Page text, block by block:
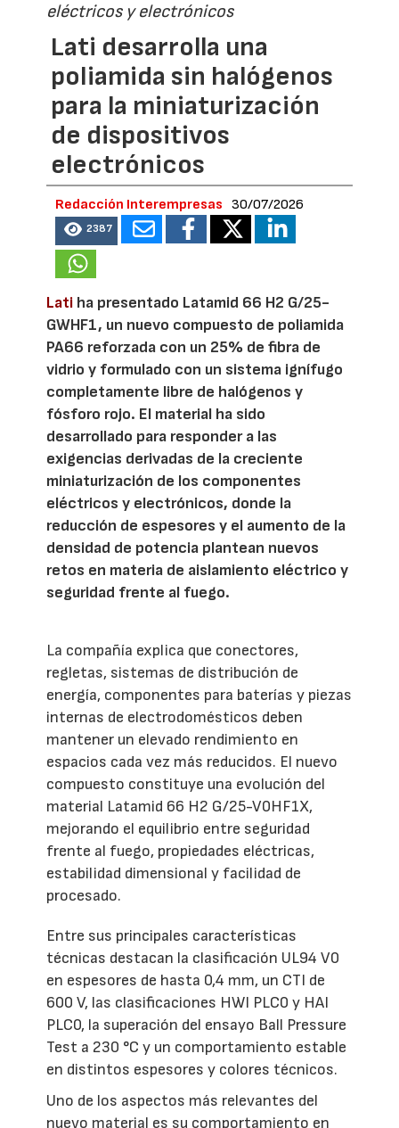
eléctricos y electrónicos
Lati desarrolla una
poliamida sin halógenos
para la miniaturización
de dispositivos
electrónicos
Redacción Interempresas 30/07/2026
2387
Lati ha presentado Latamid 66 H2 G/25-
GWHF1, un nuevo compuesto de poliamida
PA66 reforzada con un 25% de fibra de
vidrio y formulado con un sistema ignífugo
completamente libre de halógenos y
fósforo rojo. El material ha sido
desarrollado para responder a las
exigencias derivadas de la creciente
miniaturización de los componentes
eléctricos y electrónicos, donde la
reducción de espesores y el aumento de la
densidad de potencia plantean nuevos
retos en materia de aislamiento eléctrico y
seguridad frente al fuego.
La compañía explica que conectores,
regletas, sistemas de distribución de
energía, componentes para baterías y piezas
internas de electrodomésticos deben
mantener un elevado rendimiento en
espacios cada vez más reducidos. El nuevo
compuesto constituye una evolución del
material Latamid 66 H2 G/25-V0HF1X,
mejorando el equilibrio entre seguridad
frente al fuego, propiedades eléctricas,
estabilidad dimensional y facilidad de
procesado.
Entre sus principales características
técnicas destacan la clasificación UL94 V0
en espesores de hasta 0,4 mm, un CTI de
600 V, las clasificaciones HWI PLC0 y HAI
PLC0, la superación del ensayo Ball Pressure
Test a 230 °C y un comportamiento estable
en distintos espesores y colores técnicos.
Uno de los aspectos más relevantes del
nuevo material es su comportamiento en